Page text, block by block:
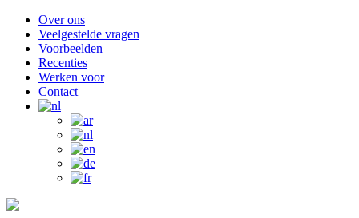
Over ons
Veelgestelde vragen
Voorbeelden
Recenties
Werken voor
Contact